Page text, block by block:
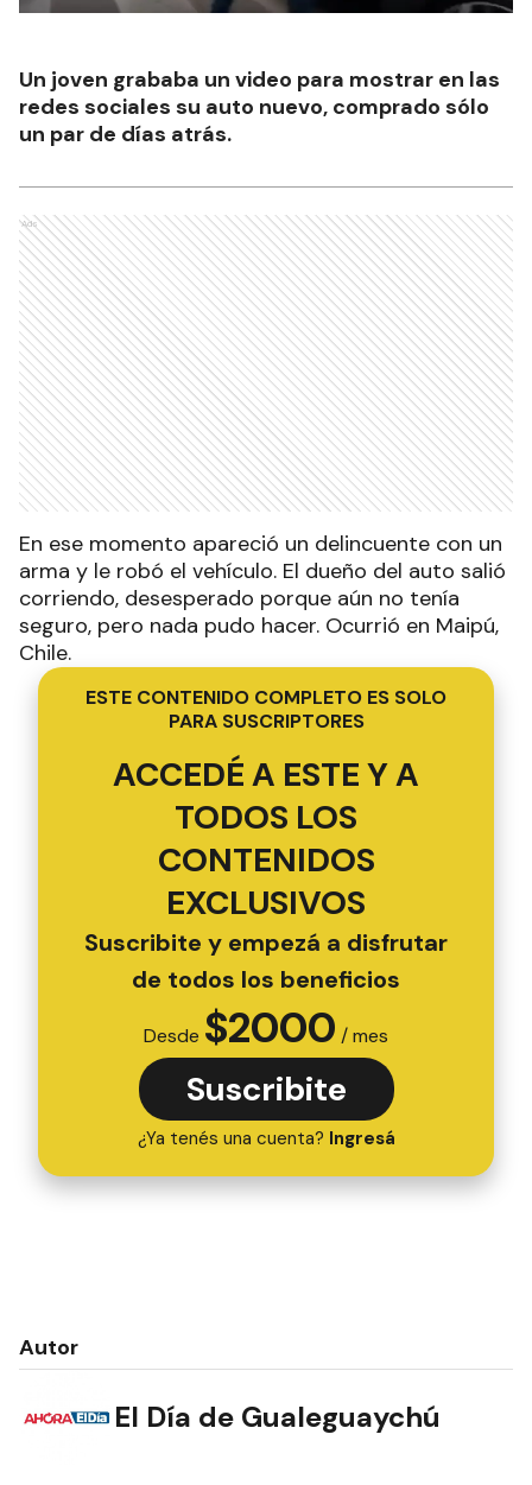
Un joven grababa un video para mostrar en las
redes sociales su auto nuevo, comprado sólo
un par de días atrás.
Ads
En ese momento apareció un delincuente con un
arma y le robó el vehículo. El dueño del auto salió
corriendo, desesperado porque aún no tenía
seguro, pero nada pudo hacer. Ocurrió en Maipú,
Chile.
ESTE CONTENIDO COMPLETO ES SOLO
PARA SUSCRIPTORES
ACCEDÉ A ESTE Y A
TODOS LOS
CONTENIDOS
EXCLUSIVOS
Suscribite y empezá a disfrutar
de todos los beneficios
Desde $2000 / mes
Suscribite
¿Ya tenés una cuenta? Ingresá
Autor
El Día de Gualeguaychú